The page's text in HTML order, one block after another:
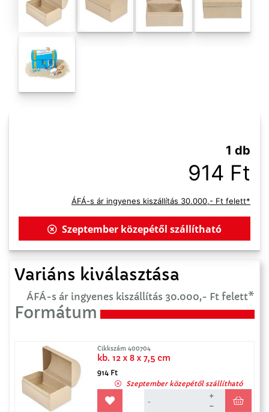
1 db
914 Ft
ÁFÁ-s ár ingyenes kiszállítás 30.000,- Ft felett*
Szeptember közepétől szállítható
Variáns kiválasztása
ÁFÁ-s ár ingyenes kiszállítás 30.000,- Ft felett*
Formátum
Cikkszám 400704
kb. 12 x 8 x 7,5 cm
914 Ft
Szeptember közepétől szállítható